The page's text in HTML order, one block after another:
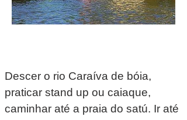
Descer o rio Caraíva de bóia,
praticar stand up ou caiaque,
caminhar até a praia do satú. Ir até